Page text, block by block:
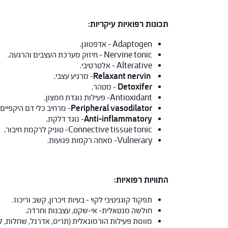
תכונות רפואיות עיקריות:
Adaptogen – אדפטוגן.
Nervine tonic – חיזוק מערכת העצבים והרגעה.
Alterative – אלטרטיבי.
Relaxant nervin
– מרגיע עצבי.
Detoxifer
– מטהר.
Antioxidant- פעילות נוגדת חמצון.
Peripheral vasodilator
– מרחיב כלי דם
Anti-inflammatory
– נוגד דלקת.
Connective tissue tonic- טוניק לרקמת חיבור
.
Vulnerary- מאחה רקמות פגועות.
התוויות רפואיות:
תפקוד קוגניטיבי לקוי – בעיות זיכרון, קשב וריכוז.
חולשה מנטאלית- אי-שקט, עצבנות וחרדה.
מווסת פעילות הורמונאלית (תריס, אדרנל, שחלות,